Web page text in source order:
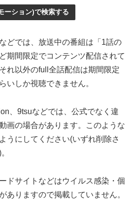
ション)で検索する
どでは、放送中の番組は「1話の
期間限定でコンテンツ配信されて
れ以外のfull全話配信は期間限定
いしか視聴できません。
、9tsuなどでは、公式でなく違
画の場合があります。このような
うにしてください(いずれ削除さ
ドサイトなどはウイルス感染・個
ありますので掲載していません。